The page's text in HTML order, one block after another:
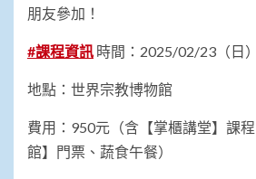
朋友參加！
#課程資訊 時間：2025/02/23（日
地點：世界宗教博物館
費用：950元（含【掌櫃講堂】課
館】門票、蔬食午餐）